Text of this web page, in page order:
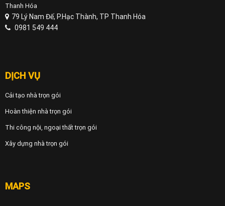
Thanh Hóa
79 Lý Nam Đế, P.Hạc Thành, TP Thanh Hóa
0981 549 444
DỊCH VỤ
Cải tạo nhà trọn gói
Hoàn thiện nhà trọn gói
Thi công nội, ngoại thất trọn gói
Xây dựng nhà trọn gói
MAPS